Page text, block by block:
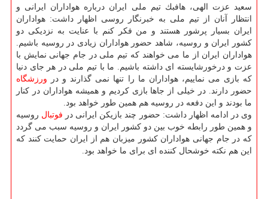
سعید عزت الهی، هافبك تیم ملی ایران درباره هواداران ایرانی و
انتظار آنان از تیم ملی به خبرنگار روسی اظهار داشت: هواداران
ایران بسیار پرشور هستند و من فكر كنم با عنایت به نزدیكی دو
كشور ایران و روسیه، شاهد حضور هواداران زیادی در روسیه باشیم.
هواداران ایران از ما می خواهند كه تیم ملی در جام جهانی نمایش با
عزت و درخورشایسته ای داشته باشیم. ما با تیم ملی در هر جای دنیا
كه بازی می نماییم، هواداران ما را تنها نمی گذارند و در ورزشگاه
حضور دارند. در خیلی از جاها بازی كردیم و همیشه هواداران در كنار
ما بودند و این دفعه در روسیه هم همین طور خواهد بود.
وی در ادامه اظهار داشت: حضور چند بازیكن ایرانی در فوتبال روسیه
و همین طور رابطه خوب بین دو كشور ایران و روسیه سبب می گردد
كه در جام جهانی هواداران كشور میزبان هم از ایران حمایت كنند كه
این هم نكته خوشحال كننده ای برای ما خواهد بود.